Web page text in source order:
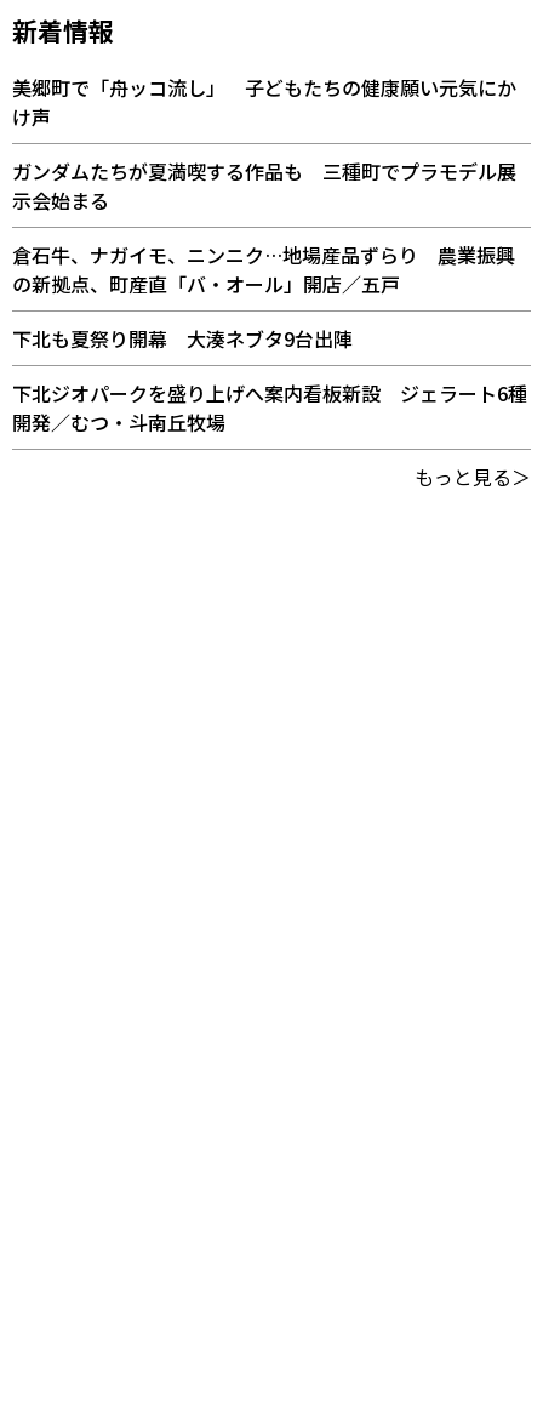
新着情報
美郷町で「舟ッコ流し」 子どもたちの健康願い元気にか
け声
ガンダムたちが夏満喫する作品も 三種町でプラモデル展
示会始まる
倉石牛、ナガイモ、ニンニク…地場産品ずらり 農業振興
の新拠点、町産直「バ・オール」開店／五戸
下北も夏祭り開幕 大湊ネブタ9台出陣
下北ジオパークを盛り上げへ案内看板新設 ジェラート6種
開発／むつ・斗南丘牧場
もっと見る＞